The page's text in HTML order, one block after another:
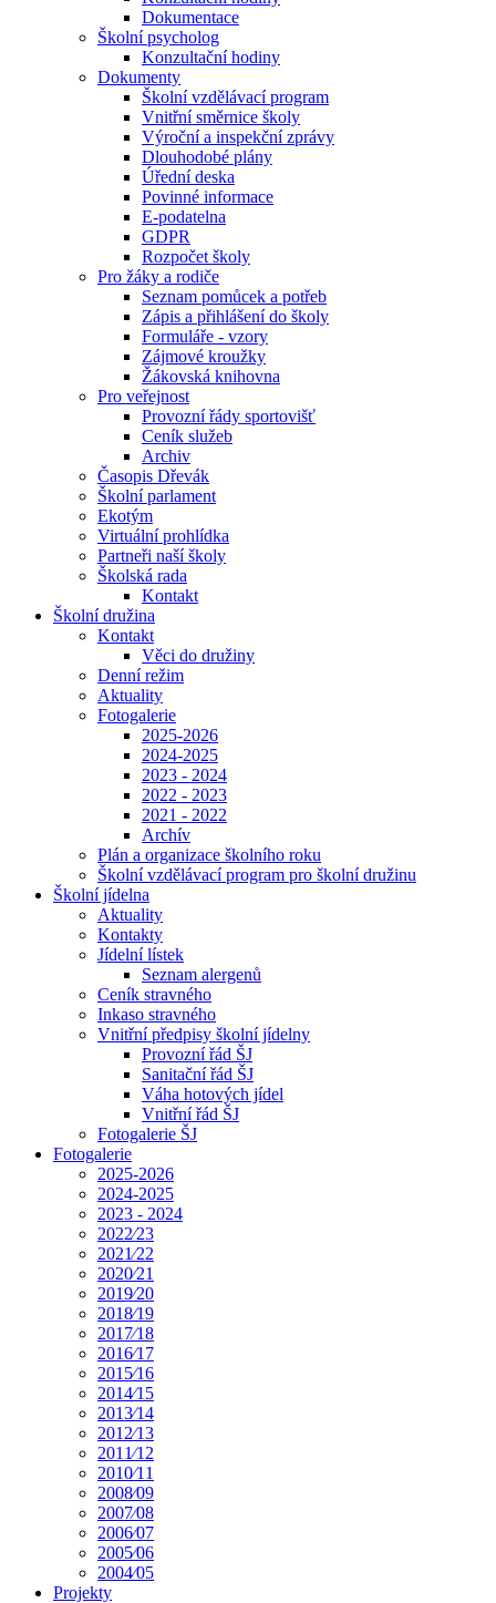
Dokumentace
Školní psycholog
Konzultační hodiny
Dokumenty
Školní vzdělávací program
Vnitřní směrnice školy
Výroční a inspekční zprávy
Dlouhodobé plány
Úřední deska
Povinné informace
E-podatelna
GDPR
Rozpočet školy
Pro žáky a rodiče
Seznam pomůcek a potřeb
Zápis a přihlášení do školy
Formuláře - vzory
Zájmové kroužky
Žákovská knihovna
Pro veřejnost
Provozní řády sportovišť
Ceník služeb
Archiv
Časopis Dřevák
Školní parlament
Ekotým
Virtuální prohlídka
Partneři naší školy
Školská rada
Kontakt
Školní družina
Kontakt
Věci do družiny
Denní režim
Aktuality
Fotogalerie
2025-2026
2024-2025
2023 - 2024
2022 - 2023
2021 - 2022
Archív
Plán a organizace školního roku
Školní vzdělávací program pro školní družinu
Školní jídelna
Aktuality
Kontakty
Jídelní lístek
Seznam alergenů
Ceník stravného
Inkaso stravného
Vnitřní předpisy školní jídelny
Provozní řád ŠJ
Sanitační řád ŠJ
Váha hotových jídel
Vnitřní řád ŠJ
Fotogalerie ŠJ
Fotogalerie
2025-2026
2024-2025
2023 - 2024
2022⁄23
2021⁄22
2020⁄21
2019⁄20
2018⁄19
2017⁄18
2016⁄17
2015⁄16
2014⁄15
2013⁄14
2012⁄13
2011⁄12
2010⁄11
2008⁄09
2007⁄08
2006⁄07
2005⁄06
2004⁄05
Projekty